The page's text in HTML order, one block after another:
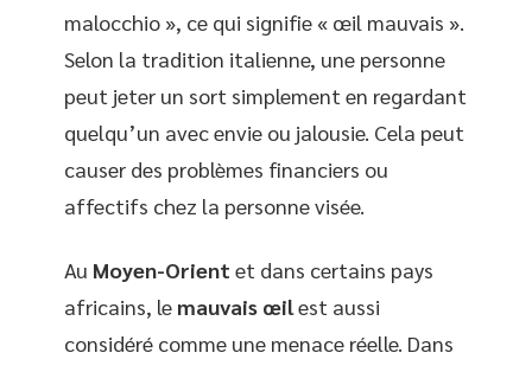
malocchio », ce qui signifie « œil mauvais ».
Selon la tradition italienne, une personne
peut jeter un sort simplement en regardant
quelqu’un avec envie ou jalousie. Cela peut
causer des problèmes financiers ou
affectifs chez la personne visée.
Au Moyen-Orient et dans certains pays
africains, le mauvais œil est aussi
considéré comme une menace réelle. Dans